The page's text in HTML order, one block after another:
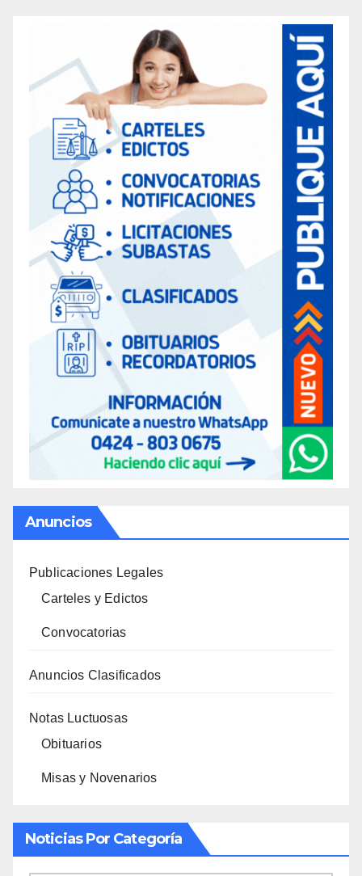
Anuncios
Publicaciones Legales
Carteles y Edictos
Convocatorias
Anuncios Clasificados
Notas Luctuosas
Obituarios
Misas y Novenarios
Noticias Por Categoría